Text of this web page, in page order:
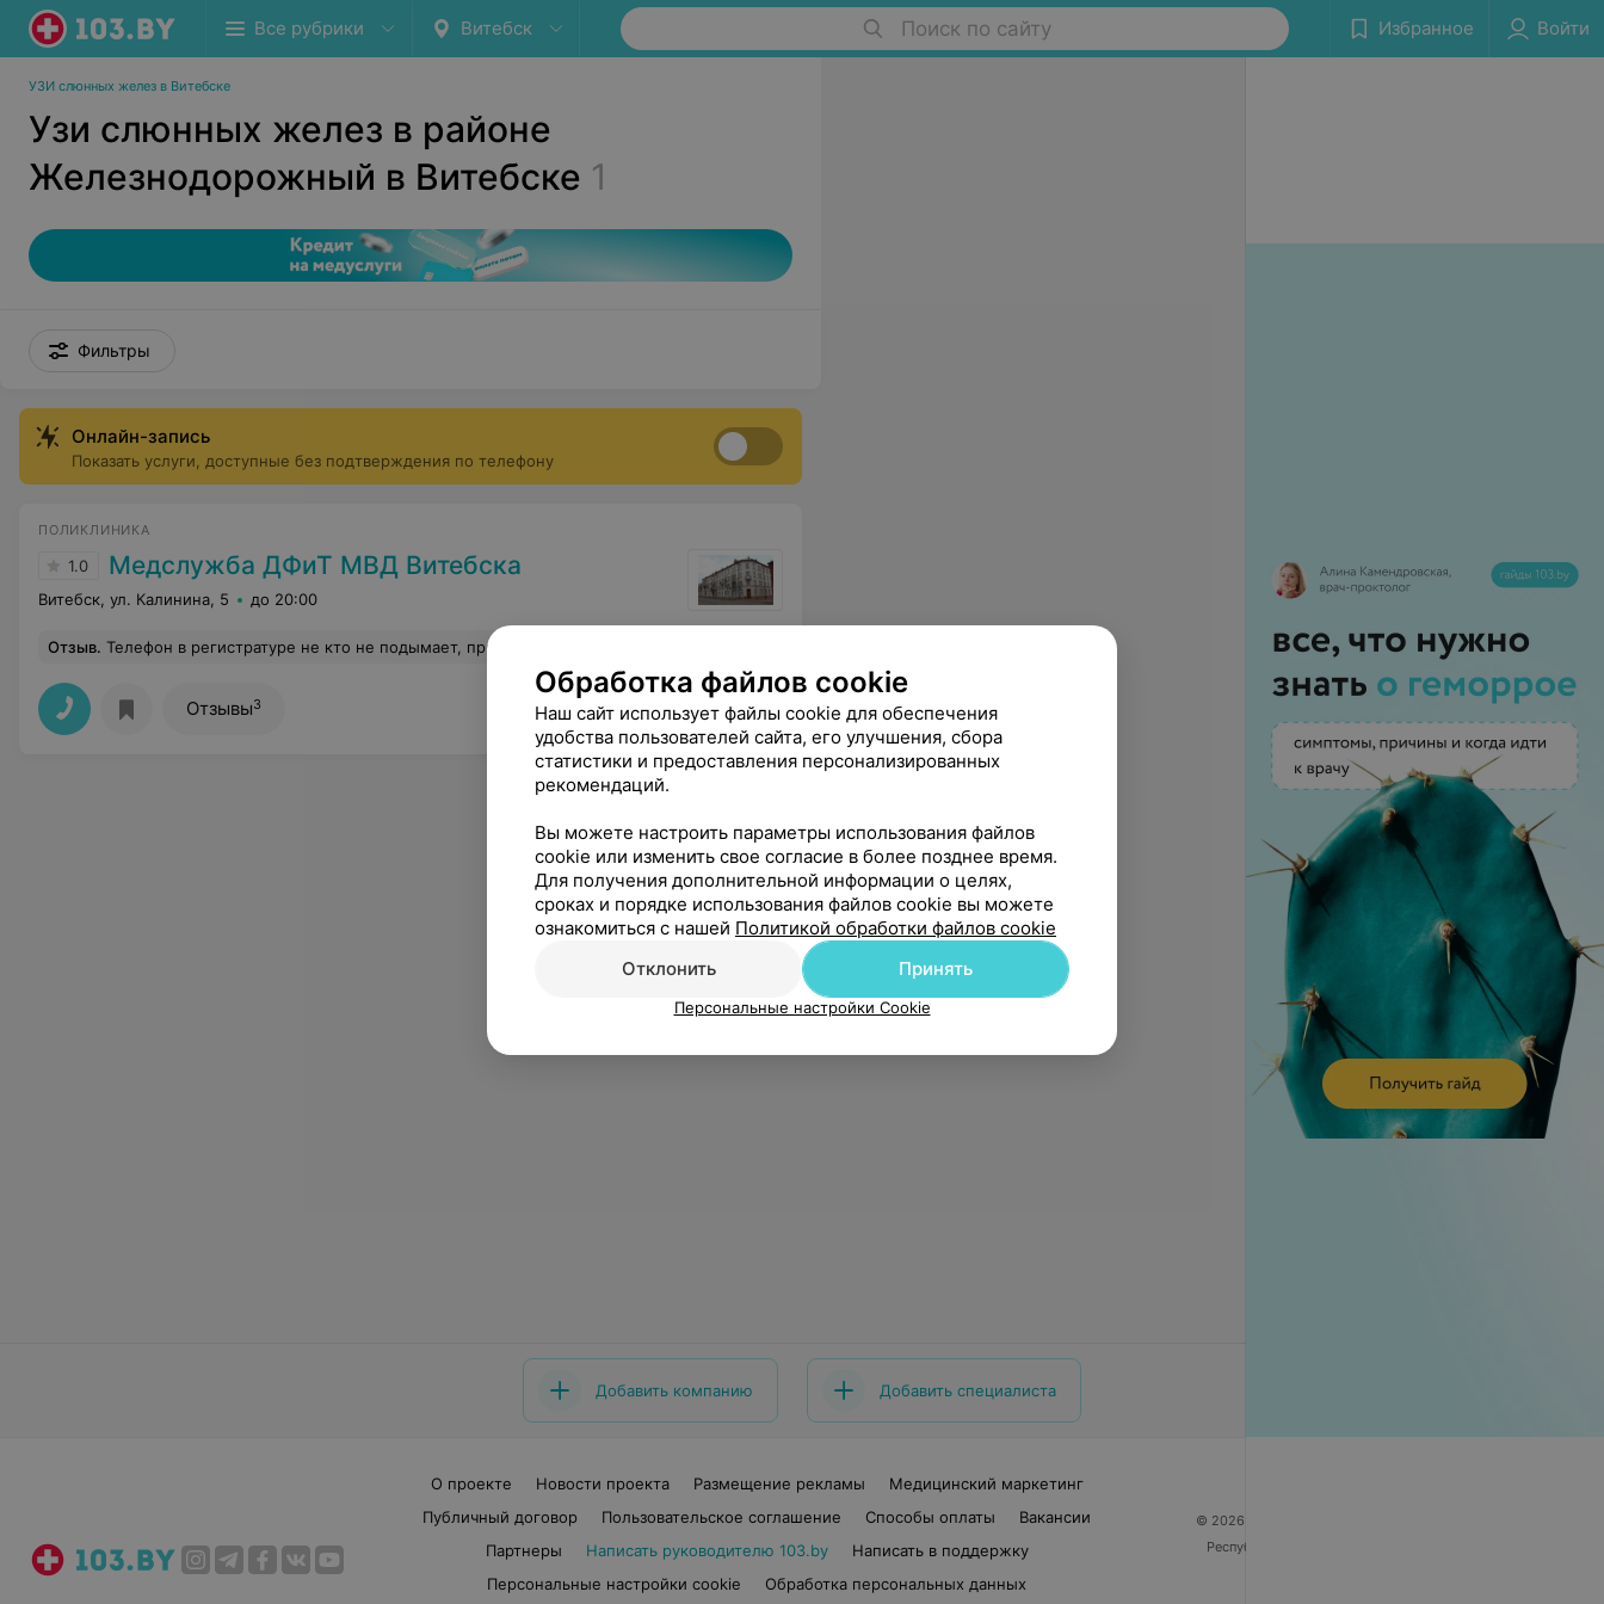
Все рубрики Витебск Поиск по сайту Избранное Войти
УЗИ слюнных желез в Витебске
Узи слюнных желез в районе
Железнодорожный в Витебске 1
Фильтры
Онлайн-запись
Показать услуги, доступные без подтверждения по телефону
ПОЛИКЛИНИКА
1.0 Медслужба ДФиТ МВД Витебска
Витебск, ул. Калинина, 5 до 20:00
Отзыв. Телефон в регистратуре не кто не подымает, приходится ездить в поликлинику чтобы взять талон к врачу.
Отзывы3
Добавить компанию Добавить специалиста
О проекте Новости проекта Размещение рекламы
Медицинский маркетинг
Публичный договор
Пользовательское соглашение Способы оплаты
Вакансии
Партнеры
Написать руководителю 103.by
Написать в поддержку
Персональные настройки cookie
Обработка персональных данных
© 2026 ООО «Артокс Лаб», УНП 191700409
Республика Беларусь, г. Минск, улица Толбухина, 2,
Обработка файлов cookie
Наш сайт использует файлы cookie для обеспечения
удобства пользователей сайта, его улучшения, сбора
статистики и предоставления персонализированных
рекомендаций.
Вы можете настроить параметры использования файлов
cookie или изменить свое согласие в более позднее время.
Для получения дополнительной информации о целях,
сроках и порядке использования файлов cookie вы можете
ознакомиться с нашей Политикой обработки файлов cookie
Отклонить
Принять
Персональные настройки Cookie